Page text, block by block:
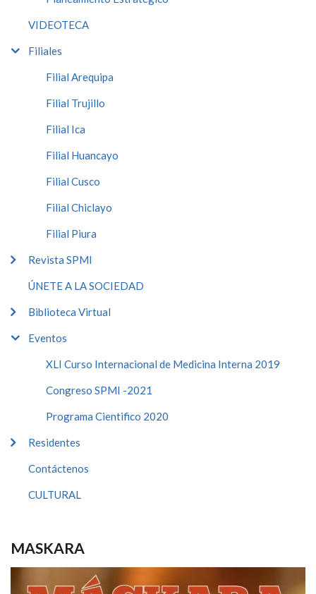
VIDEOTECA
Filiales
Filial Arequipa
Filial Trujillo
Filial Ica
Filial Huancayo
Filial Cusco
Filial Chiclayo
Filial Piura
Revista SPMI
ÚNETE A LA SOCIEDAD
Biblioteca Virtual
Eventos
XLI Curso Internacional de Medicina Interna 2019
Congreso SPMI -2021
Programa Cientifico 2020
Residentes
Contáctenos
CULTURAL
MASKARA